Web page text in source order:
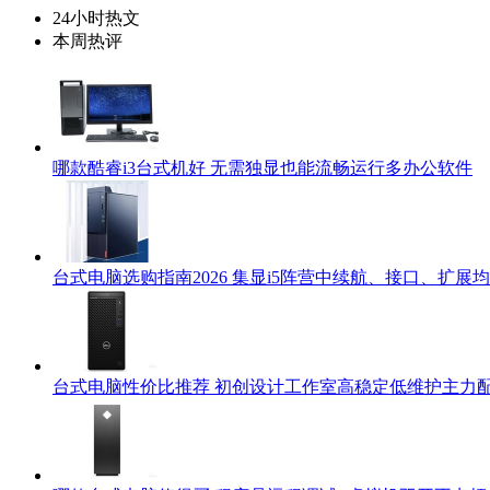
24小时热文
本周热评
哪款酷睿i3台式机好 无需独显也能流畅运行多办公软件
台式电脑选购指南2026 集显i5阵营中续航、接口、扩展
台式电脑性价比推荐 初创设计工作室高稳定低维护主力